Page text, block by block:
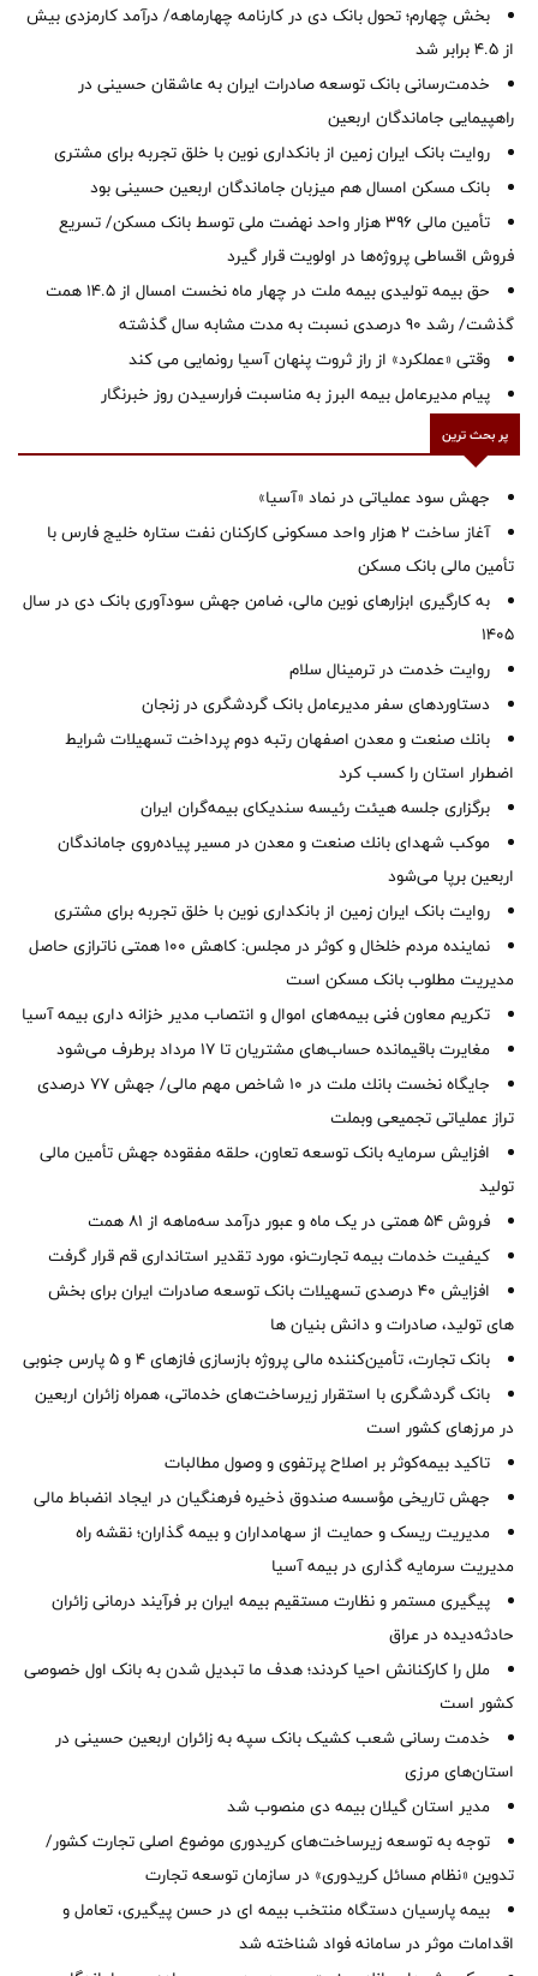
بخش چهارم؛ تحول بانک دی در کارنامه چهارماهه/ درآمد کارمزدی بیش
از ۴.۵ برابر شد
خدمت‌رسانی بانک توسعه صادرات ایران به عاشقان حسینی در
راهپیمایی جاماندگان اربعین
روایت بانک ایران زمین از بانکداری نوین با خلق تجربه برای مشتری
بانک مسکن امسال هم میزبان جاماندگان اربعین حسینی بود
تأمین مالی ۳۹۶ هزار واحد نهضت ملی توسط بانک مسکن/ تسریع
فروش اقساطی پروژه‌ها در اولویت قرار گیرد
حق بیمه تولیدی بیمه ملت در چهار ماه نخست امسال از 14.5 همت
گذشت/ رشد 90 درصدی نسبت به مدت مشابه سال گذشته
وقتی «عملکرد» از راز ثروت پنهان آسیا رونمایی می کند
پیام مدیرعامل بیمه البرز به مناسبت فرارسیدن روز خبرنگار
پر بحث ترین
جهش سود عملیاتی در نماد «آسیا»
آغاز ساخت ۲ هزار واحد مسکونی کارکنان نفت ستاره خلیج فارس با
تأمین مالی بانک مسکن
به کارگیری ابزارهای نوین مالی، ضامن جهش سودآوری بانک دی در سال
1405
روایت خدمت در ترمینال سلام
دستاوردهای سفر مدیرعامل بانک گردشگری در زنجان
بانك صنعت و معدن اصفهان رتبه دوم پرداخت تسهیلات شرایط
اضطرار استان را كسب كرد
برگزاری جلسه هیئت رئیسه سندیکای بیمه‌گران ایران
موكب شهدای بانك صنعت و معدن در مسیر پیاده‌روی جاماندگان
اربعین برپا می‌شود
روایت بانک ایران زمین از بانکداری نوین با خلق تجربه برای مشتری
نماینده مردم خلخال و کوثر در مجلس: کاهش ۱۰۰ همتی ناترازی حاصل
مدیریت مطلوب بانک مسکن است
تکریم معاون فنی بیمه‌های اموال و انتصاب مدیر خزانه داری بیمه آسیا
مغایرت‌ باقیمانده حساب‌های مشتریان تا ۱۷ مرداد برطرف می‌شود
جایگاه نخست بانك ملت در 10 شاخص مهم مالی/ جهش 77 درصدی
تراز عملیاتی تجمیعی وبملت
افزایش سرمایه بانک توسعه تعاون، حلقه مفقوده جهش تأمین مالی
تولید
فروش 54 همتی در یک ماه و عبور درآمد سه‌ماهه از 81 همت
کیفیت خدمات بیمه تجارت‌نو، مورد تقدیر استانداری قم قرار گرفت
افزایش 40 درصدی تسهیلات بانک توسعه صادرات ایران برای بخش
های تولید، صادرات و دانش بنیان ها
بانک تجارت، تأمین‌کننده مالی پروژه بازسازی فازهای ۴ و ۵ پارس جنوبی
بانک گردشگری با استقرار زیرساخت‌های خدماتی، همراه زائران اربعین
در مرزهای کشور است
تاکید بیمه‌کوثر بر اصلاح پرتفوی و وصول مطالبات ‌
جهش تاریخی مؤسسه صندوق ذخیره فرهنگیان در ایجاد انضباط مالی
مدیریت ریسک و حمایت از سهامداران و بیمه گذاران؛ نقشه راه
مدیریت سرمایه گذاری در بیمه آسیا
پیگیری مستمر و نظارت مستقیم بیمه ایران بر فرآیند درمانی زائران
حادثه‌دیده در عراق
ملل را کارکنانش احیا کردند؛ هدف ما تبدیل شدن به بانک اول خصوصی
کشور است
خدمت رسانی شعب کشیک بانک سپه به زائران اربعین حسینی در
استان‌‌های مرزی
‌مدیر استان گیلان بیمه دی منصوب شد
توجه به توسعه زیرساخت‌های کریدوری موضوع اصلی تجارت کشور/
تدوین «نظام مسائل کریدوری» در سازمان توسعه تجارت
بیمه پارسیان دستگاه منتخب بیمه ای در حسن پیگیری، تعامل و
اقدامات موثر در سامانه فواد شناخته شد